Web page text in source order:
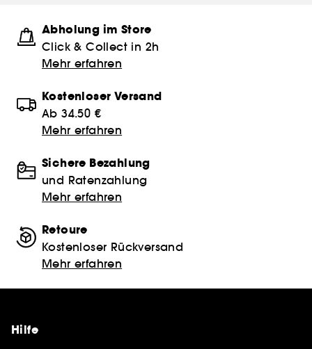
Abholung im Store
Click & Collect in 2h
Mehr erfahren
Kostenloser Versand
Ab 34.50 €
Mehr erfahren
Sichere Bezahlung
und Ratenzahlung
Mehr erfahren
Retoure
Kostenloser Rückversand
Mehr erfahren
Hilfe